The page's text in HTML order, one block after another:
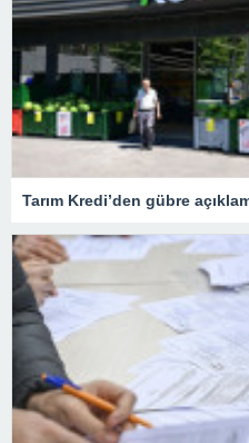
Tarım Kredi’den gübre